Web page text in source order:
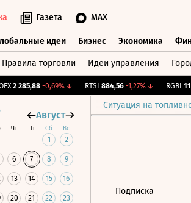
Газета MAX
идеи Бизнес Экономика
Правила торговли Идеи управления
2 285,88 -0,69%↓ RTSI 884,56 -1,27%↓ RGBI
Ситуация на
Август
Чт Пт Сб Вс
1 2
6 7 8 9
13 14 15 16
20 21 22 23
Подписка